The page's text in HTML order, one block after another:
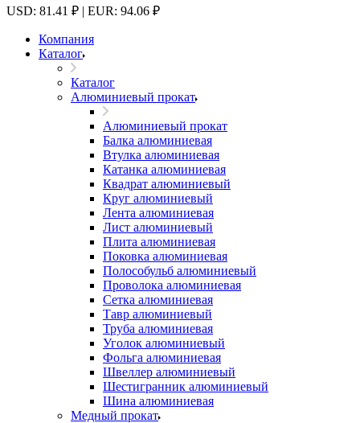
USD: 81.41 ₽ | EUR: 94.06 ₽
Компания
Каталог
Каталог
Алюминиевый прокат
Алюминиевый прокат
Балка алюминиевая
Втулка алюминиевая
Катанка алюминиевая
Квадрат алюминиевый
Круг алюминиевый
Лента алюминиевая
Лист алюминиевый
Плита алюминиевая
Поковка алюминиевая
Полособульб алюминиевый
Проволока алюминиевая
Сетка алюминиевая
Тавр алюминиевый
Труба алюминиевая
Уголок алюминиевый
Фольга алюминиевая
Швеллер алюминиевый
Шестигранник алюминиевый
Шина алюминиевая
Медный прокат